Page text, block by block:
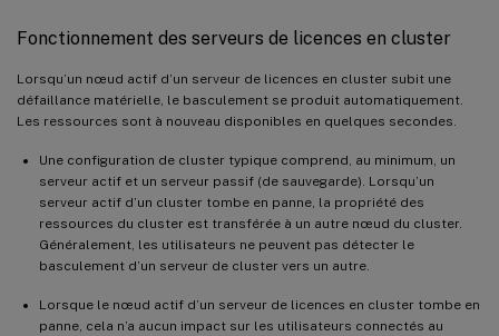
Fonctionnement des serveurs de licences en cluster
Lorsqu’un nœud actif d’un serveur de licences en cluster subit une
défaillance matérielle, le basculement se produit automatiquement.
Les ressources sont à nouveau disponibles en quelques secondes.
Une configuration de cluster typique comprend, au minimum, un
serveur actif et un serveur passif (de sauvegarde). Lorsqu’un
serveur actif d’un cluster tombe en panne, la propriété des
ressources du cluster est transférée à un autre nœud du cluster.
Généralement, les utilisateurs ne peuvent pas détecter le
basculement d’un serveur de cluster vers un autre.
Lorsque le nœud actif d’un serveur de licences en cluster tombe en
panne, cela n’a aucun impact sur les utilisateurs connectés au